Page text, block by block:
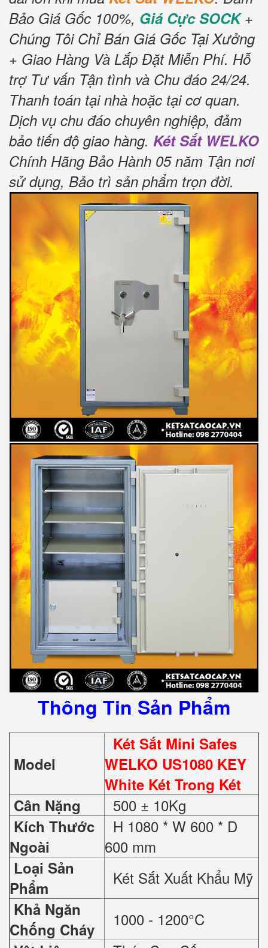
Bảo Giá Gốc 100%, Giá Cực SOCK+
Chúng Tôi Chỉ Bán Giá Gốc Tại Xưởng
+ Giao Hàng Và Lắp Đặt Miễn Phí. Hỗ
trợ Tư vấn Tận tình và Chu đáo 24/24.
Thanh toán tại nhà hoặc tại cơ quan.
Dịch vụ chu đáo chuyên nghiệp, đảm
bảo tiến độ giao hàng. Két Sắt WELKO
Chính Hãng Bảo Hành 05 năm Tận nơi
sử dụng, Bảo trì sản phẩm trọn đời.
Thông Tin Sản Phẩm
Model
Két Sắt Mini Safes
WELKO US1080 KEY
White Két Trong Két
Cân Nặng
500 ± 10Kg
Kích Thước
Ngoài
H 1080 * W 600 * D
600 mm
Loại Sản
Phẩm
Két Sắt Xuất Khẩu Mỹ
Khả Ngăn
Chống Cháy
1000 - 1200°C